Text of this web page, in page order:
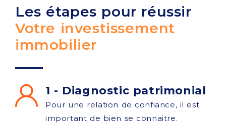
Les étapes pour réussir
Votre investissement
immobilier
1 - Diagnostic patrimonial
Pour une relation de confiance, il est
important de bien se connaitre.